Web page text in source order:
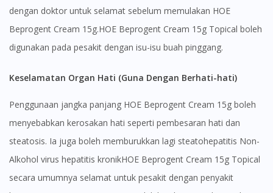
dengan doktor untuk selamat sebelum memulakan HOE
Beprogent Cream 15g.HOE Beprogent Cream 15g Topical boleh
digunakan pada pesakit dengan isu-isu buah pinggang.
Keselamatan Organ Hati (Guna Dengan Berhati-hati)
Penggunaan jangka panjang HOE Beprogent Cream 15g boleh
menyebabkan kerosakan hati seperti pembesaran hati dan
steatosis. Ia juga boleh memburukkan lagi steatohepatitis Non-
Alkohol virus hepatitis kronikHOE Beprogent Cream 15g Topical
secara umumnya selamat untuk pesakit dengan penyakit